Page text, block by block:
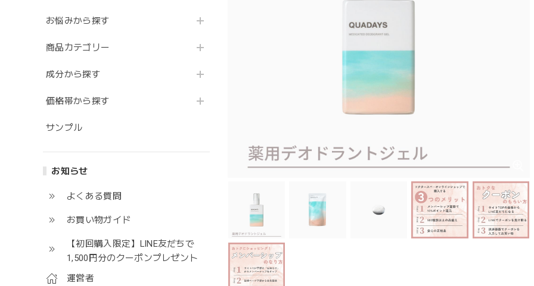
お悩みから探す
商品カテゴリー
成分から探す
価格帯から探す
サンプル
お知らせ
よくある質問
お買い物ガイド
【初回購入限定】LINE友だちで
1,500円分のクーポンプレゼント
運営者